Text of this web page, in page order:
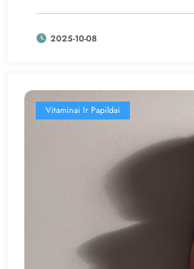
2025-10-08
Vitaminai Ir Papildai